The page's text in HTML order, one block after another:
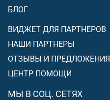
БЛОГ
ВИДЖЕТ ДЛЯ ПАРТНЕРОВ
НАШИ ПАРТНЕРЫ
ОТЗЫВЫ И ПРЕДЛОЖЕНИЯ
ЦЕНТР ПОМОЩИ
МЫ В СОЦ. СЕТЯХ